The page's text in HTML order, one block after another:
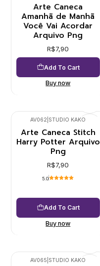
Arte Caneca
Amanhã de Manhã
Você Vai Acordar
Arquivo Png
R$7,90
Add To Cart
Buy now
AV062 STUDIO KAKO
Arte Caneca Stitch
Harry Potter Arquivo
Png
R$7,90
5.0
Add To Cart
Buy now
AV065 STUDIO KAKO